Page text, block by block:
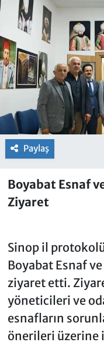
Paylaş
Boyabat Esnaf
Ziyaret
Sinop il
Boyabat Esnaf ve
ziyaret etti.
yöneticileri ve
esnafların
önerileri üzerine